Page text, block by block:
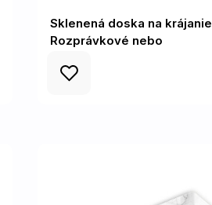
Sklenená doska na krájanie
Rozprávkové nebo